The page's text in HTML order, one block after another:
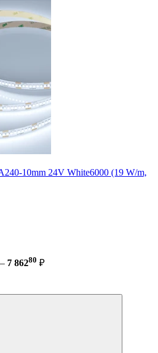
10mm 24V White6000 (19 W/m,
7 86280 ₽